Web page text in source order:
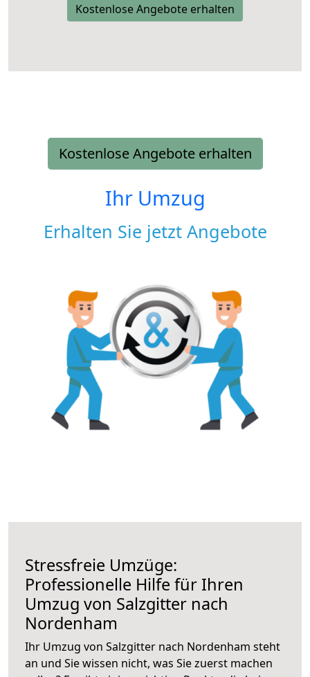
Kostenlose Angebote erhalten
Kostenlose Angebote erhalten
Ihr Umzug
Erhalten Sie jetzt Angebote
Stressfreie Umzüge:
Professionelle Hilfe für Ihren
Umzug von Salzgitter nach
Nordenham
Ihr Umzug von Salzgitter nach Nordenham steht
an und Sie wissen nicht, was Sie zuerst machen